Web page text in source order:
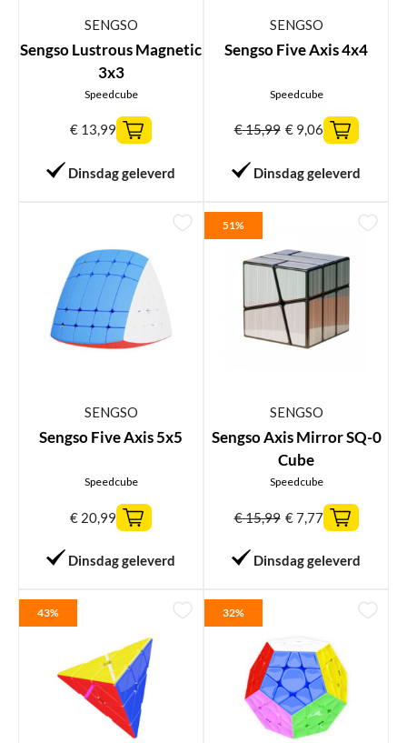
SENGSO
Sengso Lustrous Magnetic
3x3
Speedcube
€ 13,99
Dinsdag geleverd
SENGSO
Sengso Five Axis 4x4
Speedcube
€15,99 €9,06
Dinsdag geleverd
SENGSO
Sengso Five Axis 5x5
Speedcube
€ 20,99
Dinsdag geleverd
51%
SENGSO
Sengso Axis Mirror SQ-0
Cube
Speedcube
€15,99 €7,77
Dinsdag geleverd
43% 32%